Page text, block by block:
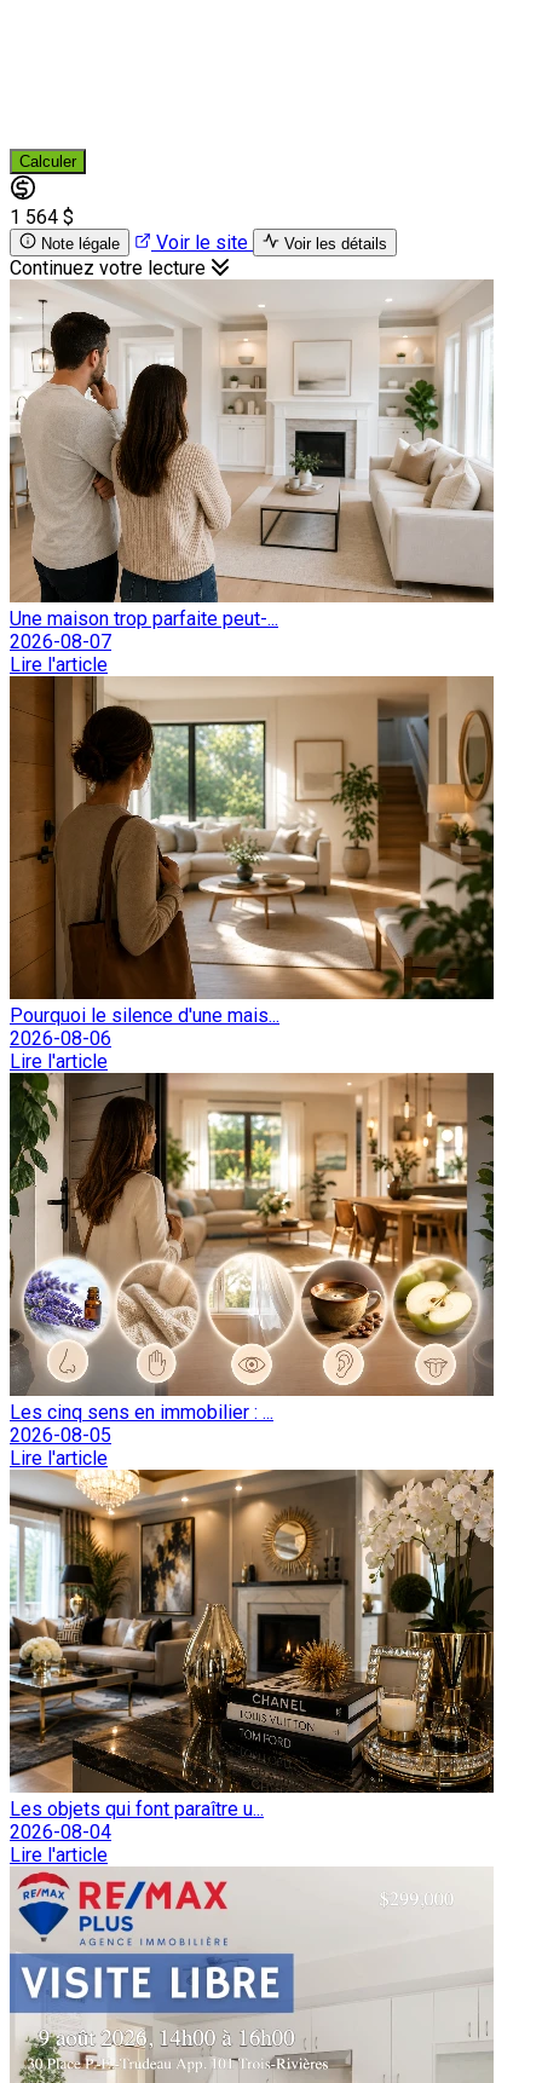
Calculer
1 564 $
Note légale Voir le site Voir les détails
Continuez votre lecture
Une maison trop parfaite peut-...
2026-08-07
Lire l'article
Pourquoi le silence d'une mais...
2026-08-06
Lire l'article
Les cinq sens en immobilier : ...
2026-08-05
Lire l'article
Les objets qui font paraître u...
2026-08-04
Lire l'article